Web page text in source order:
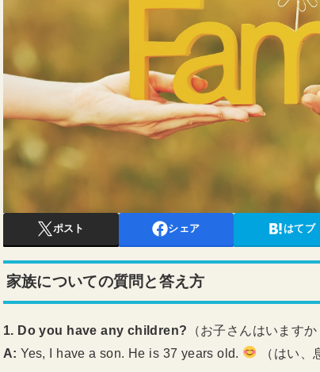
ポスト シェア はてブ
家族についての質問と答え方
1. Do you have any children? （お子さんはいますか
A: Yes, I have a son. He is 37 years old. （はい、